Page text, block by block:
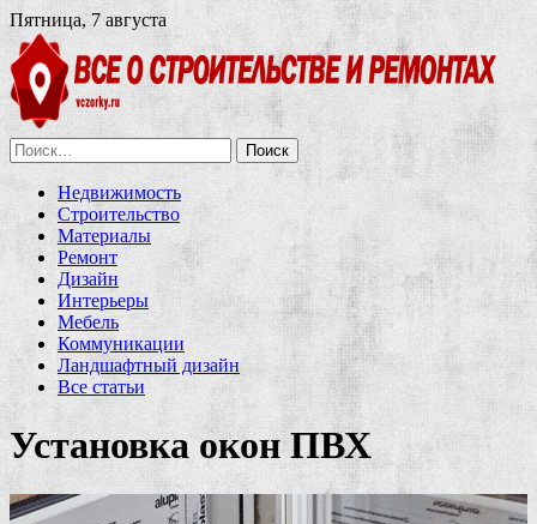
Пятница, 7 августа
Найти:
Недвижимость
Строительство
Материалы
Ремонт
Дизайн
Интерьеры
Мебель
Коммуникации
Ландшафтный дизайн
Все статьи
Установка окон ПВХ